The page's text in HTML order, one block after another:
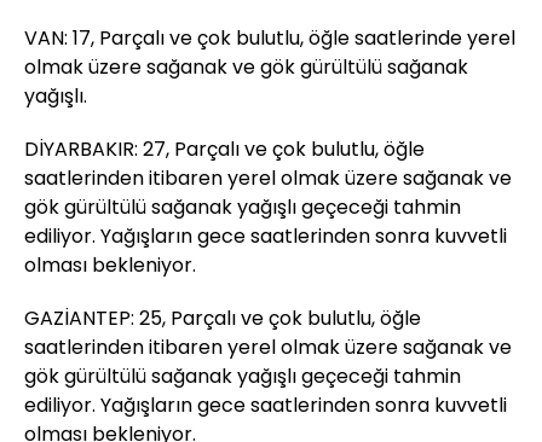
VAN: 17, Parçalı ve çok bulutlu, öğle saatlerinde yerel
olmak üzere sağanak ve gök gürültülü sağanak
yağışlı.
DİYARBAKIR: 27, Parçalı ve çok bulutlu, öğle
saatlerinden itibaren yerel olmak üzere sağanak ve
gök gürültülü sağanak yağışlı geçeceği tahmin
ediliyor. Yağışların gece saatlerinden sonra kuvvetli
olması bekleniyor.
GAZİANTEP: 25, Parçalı ve çok bulutlu, öğle
saatlerinden itibaren yerel olmak üzere sağanak ve
gök gürültülü sağanak yağışlı geçeceği tahmin
ediliyor. Yağışların gece saatlerinden sonra kuvvetli
olması bekleniyor.